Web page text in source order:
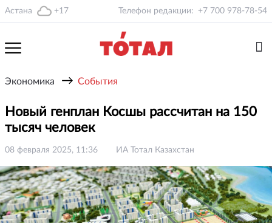
Астана +17 Телефон редакции: +7 700 978-78-54
Экономика → События
Новый генплан Косшы рассчитан на 150
тысяч человек
08 февраля 2025, 11:36 ИА Тотал Казахстан